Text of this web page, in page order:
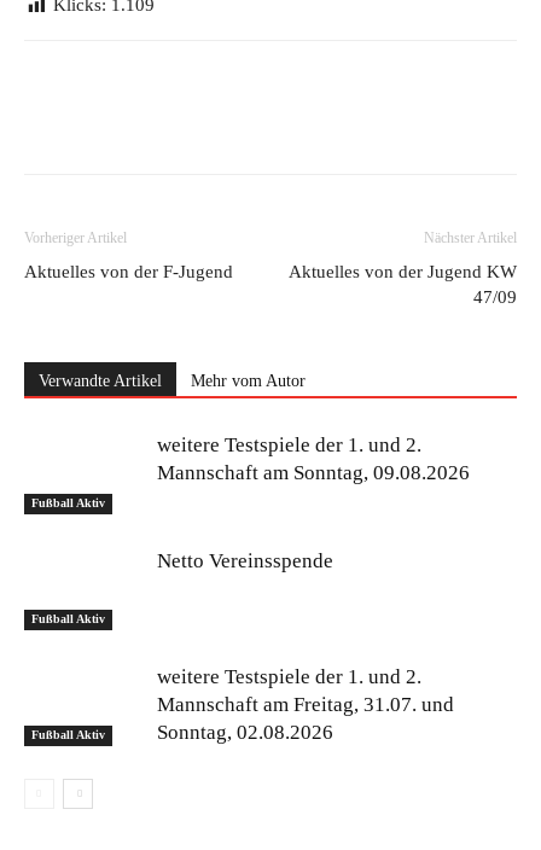
Klicks: 1.109
Vorheriger Artikel
Aktuelles von der F-Jugend
Nächster Artikel
Aktuelles von der Jugend KW
47/09
Verwandte Artikel Mehr vom Autor
Fußball Aktiv
weitere Testspiele der 1. und 2.
Mannschaft am Sonntag, 09.08.2026
Fußball Aktiv
Netto Vereinsspende
Fußball Aktiv
weitere Testspiele der 1. und 2.
Mannschaft am Freitag, 31.07. und
Sonntag, 02.08.2026